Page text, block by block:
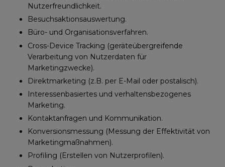
Nutzerfreundlichkeit.
Besuchsaktionsauswertung.
Büro- und Organisationsverfahren.
Cross-Device Tracking (geräteübergreifende
Verarbeitung von Nutzerdaten für
Marketingzwecke).
Direktmarketing (z.B. per E-Mail oder postalisch).
Interessenbasiertes und verhaltensbezogenes
Marketing.
Kontaktanfragen und Kommunikation.
Konversionsmessung (Messung der Effektivität von
Marketingmaßnahmen).
Profiling (Erstellen von Nutzerprofilen).